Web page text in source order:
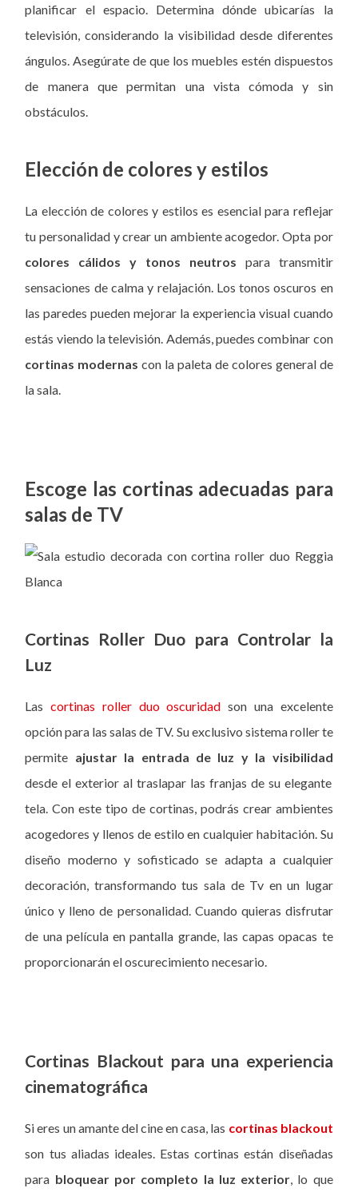
planificar el espacio. Determina dónde ubicarías la
televisión, considerando la visibilidad desde diferentes
ángulos. Asegúrate de que los muebles estén dispuestos
de manera que permitan una vista cómoda y sin
obstáculos.
Elección de colores y estilos
La elección de colores y estilos es esencial para reflejar
tu personalidad y crear un ambiente acogedor. Opta por
colores cálidos y tonos neutros para transmitir
sensaciones de calma y relajación. Los tonos oscuros en
las paredes pueden mejorar la experiencia visual cuando
estás viendo la televisión. Además, puedes combinar con
cortinas modernascon la paleta de colores general de
la sala.
Escoge las cortinas adecuadas para
salas de TV
Cortinas Roller Duo para Controlar la
Luz
Las cortinas roller duo oscuridad son una excelente
opción para las salas de TV. Su exclusivo sistema roller te
permite ajustar la entrada de luz y la visibilidad
desde el exterior al traslapar las franjas de su elegante
tela. Con este tipo de cortinas, podrás crear ambientes
acogedores y llenos de estilo en cualquier habitación. Su
diseño moderno y sofisticado se adapta a cualquier
decoración, transformando tus sala de Tv en un lugar
único y lleno de personalidad. Cuando quieras disfrutar
de una película en pantalla grande, las capas opacas te
proporcionarán el oscurecimiento necesario.
Cortinas Blackout para una experiencia
cinematográfica
Si eres un amante del cine en casa, las cortinas blackout
son tus aliadas ideales. Estas cortinas están diseñadas
para bloquear por completo la luz exterior, lo que